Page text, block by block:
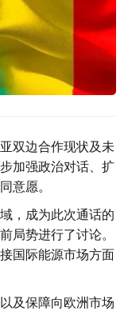
双边合作现状及未
加强政治对话、扩
意愿。
，成为此次通话的
局势进行了讨论。
国际能源市场方面
及保障向欧洲市场